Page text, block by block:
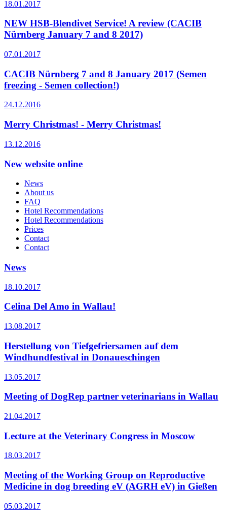
18.01.2017
NEW HSB-Blendivet Service! A review (CACIB
Nürnberg January 7 and 8 2017)
07.01.2017
CACIB Nürnberg 7 and 8 January 2017 (Semen
freezing - Semen collection!)
24.12.2016
Merry Christmas! - Merry Christmas!
13.12.2016
New website online
News
About us
FAQ
Hotel Recommendations
Hotel Recommendations
Prices
Contact
Contact
News
18.10.2017
Celina Del Amo in Wallau!
13.08.2017
Herstellung von Tiefgefriersamen auf dem
Windhundfestival in Donaueschingen
13.05.2017
Meeting of DogRep partner veterinarians in Wallau
21.04.2017
Lecture at the Veterinary Congress in Moscow
18.03.2017
Meeting of the Working Group on Reproductive
Medicine in dog breeding eV (AGRH eV) in Gießen
05.03.2017